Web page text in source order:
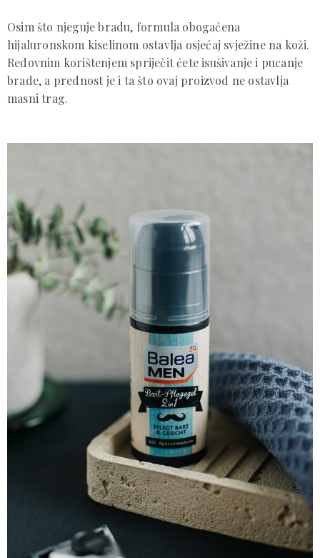
Osim što njeguje bradu, formula obogaćena
hijaluronskom kiselinom ostavlja osjećaj svježine na koži.
Redovnim korištenjem spriječit ćete isušivanje i pucanje
brade, a prednost je i ta što ovaj proizvod ne ostavlja
masni trag.